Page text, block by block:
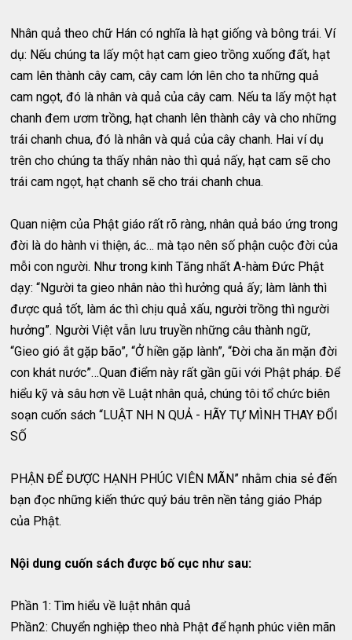
Nhân quả theo chữ Hán có nghĩa là hạt giống và bông trái. Ví
dụ: Nếu chúng ta lấy một hạt cam gieo trồng xuống đất, hạt
cam lên thành cây cam, cây cam lớn lên cho ta những quả
cam ngọt, đó là nhân và quả của cây cam. Nếu ta lấy một hạt
chanh đem ươm trồng, hạt chanh lên thành cây và cho những
trái chanh chua, đó là nhân và quả của cây chanh. Hai ví dụ
trên cho chúng ta thấy nhân nào thì quả nấy, hạt cam sẽ cho
trái cam ngọt, hạt chanh sẽ cho trái chanh chua.
Quan niệm của Phật giáo rất rõ ràng, nhân quả báo ứng trong
đời là do hành vi thiện, ác… mà tạo nên số phận cuộc đời của
mỗi con người. Như trong kinh Tăng nhất A-hàm Đức Phật
dạy: “Người ta gieo nhân nào thì hưởng quả ấy; làm lành thì
được quả tốt, làm ác thì chịu quả xấu, người trồng thì người
hưởng”. Người Việt vẫn lưu truyền những câu thành ngữ,
“Gieo gió ắt gặp bão”, “Ở hiền gặp lành”, “Đời cha ăn mặn đời
con khát nước”…Quan điểm này rất gần gũi với Phật pháp. Để
hiểu kỹ và sâu hơn về Luật nhân quả, chúng tôi tổ chức biên
soạn cuốn sách “LUẬT NH N QUẢ - HÃY TỰ MÌNH THAY ĐỔI
SỐ
PHẬN ĐỂ ĐƯỢC HẠNH PHÚC VIÊN MÃN” nhằm chia sẻ đến
bạn đọc những kiến thức quý báu trên nền tảng giáo Pháp
của Phật.
Nội dung cuốn sách được bố cục như sau:
Phần 1: Tìm hiểu về luật nhân quả
Phần2: Chuyển nghiệp theo nhà Phật để hạnh phúc viên mãn